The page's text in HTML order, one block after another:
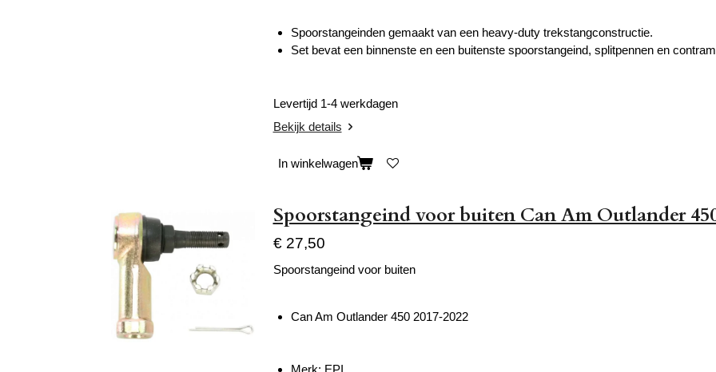
Spoorstangeinden gemaakt van een heavy-duty trekstangconstructie.
Set bevat een binnenste en een buitenste spoorstangeind, splitpennen en
Levertijd 1-4 werkdagen
Bekijk details
In winkelwagen
Spoorstangeind voor buiten Can Am Outlander
€ 27,50
Spoorstangeind voor buiten
Can Am Outlander 450 2017-2022